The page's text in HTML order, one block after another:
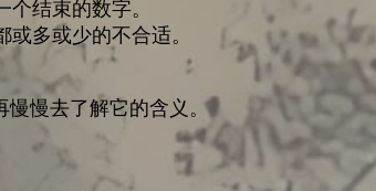
结束的数字。
多或少的不合适。
慢慢去了解它的含义。